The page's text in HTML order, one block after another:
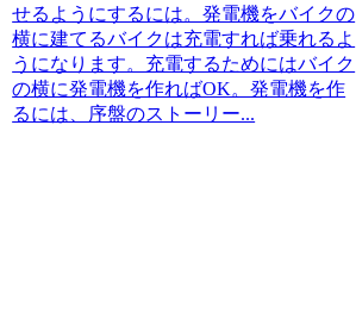
せるようにするには。発電機をバイクの
横に建てるバイクは充電すれば乗れるよ
うになります。充電するためにはバイク
の横に発電機を作ればOK。発電機を作
るには、序盤のストーリー...